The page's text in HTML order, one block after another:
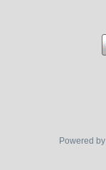
Powered by